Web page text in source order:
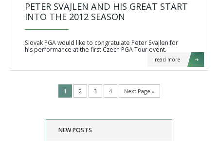
PETER SVAJLEN AND HIS GREAT START
INTO THE 2012 SEASON
Slovak PGA would like to congratulate Peter Svajlen for
his performance at the first Czech PGA Tour event.
read more
1 2 3 4 Next Page »
NEW POSTS